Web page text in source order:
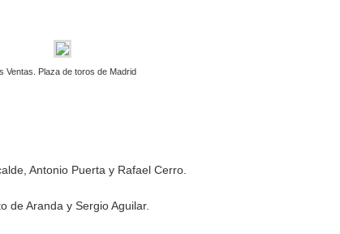
Ventas. Plaza de toros de Madrid
Antonio Puerta y Rafael Cerro.
de Aranda y Sergio Aguilar.